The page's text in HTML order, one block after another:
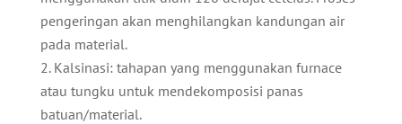
pengeringan akan menghilangkan kandungan air
pada material.
Kalsinasi: tahapan yang menggunakan furnace
atau tungku untuk mendekomposisi panas
batuan/material.